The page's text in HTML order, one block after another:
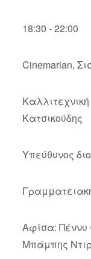
18:30 - 22:00
Cinemarian,
Κατσικούδης
Υπεύθυνος
Αφίσα:
Μπάμπης